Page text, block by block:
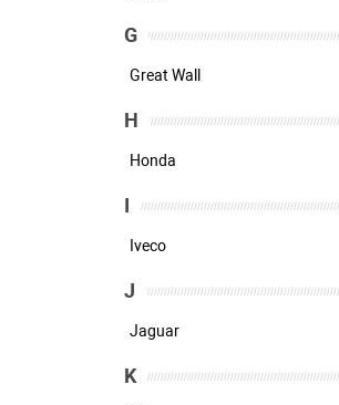
G
Great Wall
H
Honda
Iveco
J
Jaguar
K